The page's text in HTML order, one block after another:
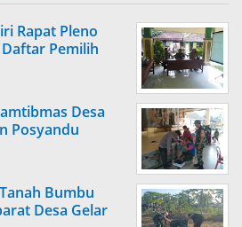
Rapat Pleno
Pemilih
Desa
Posyandu
Bumbu
Desa Gelar